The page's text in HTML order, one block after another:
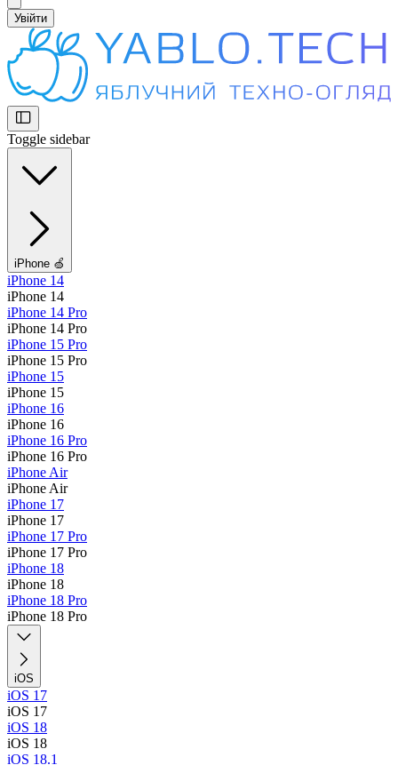
Увійти
Toggle sidebar
iPhone 🍏
iPhone 14
iPhone 14
iPhone 14 Pro
iPhone 14 Pro
iPhone 15 Pro
iPhone 15 Pro
iPhone 15
iPhone 15
iPhone 16
iPhone 16
iPhone 16 Pro
iPhone 16 Pro
iPhone Air
iPhone Air
iPhone 17
iPhone 17
iPhone 17 Pro
iPhone 17 Pro
iPhone 18
iPhone 18
iPhone 18 Pro
iPhone 18 Pro
iOS
iOS 17
iOS 17
iOS 18
iOS 18
iOS 18.1